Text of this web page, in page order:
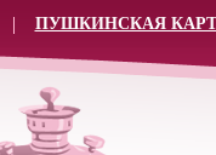
ПУШКИНСКАЯ